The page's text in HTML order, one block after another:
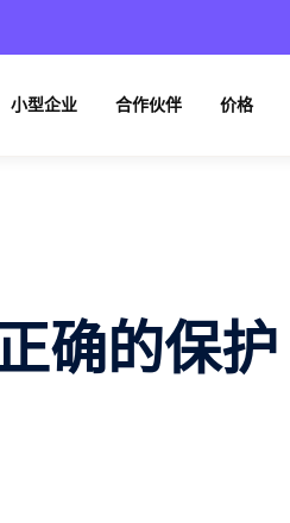
小型企业 合作伙伴 价格
确的保护